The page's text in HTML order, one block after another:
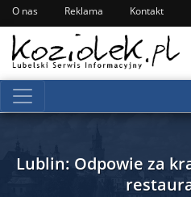
O nas Reklama Kontakt
Lublin: Odpowie za